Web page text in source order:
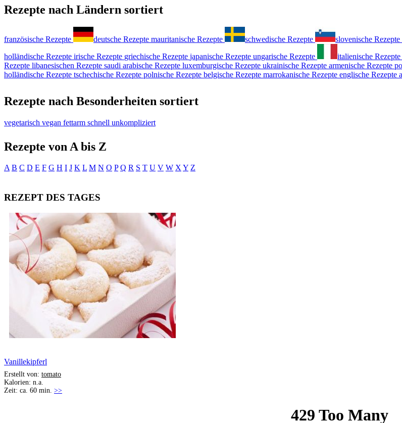
Rezepte nach Ländern sortiert
französische Rezepte deutsche Rezepte mauritanische Rezepte schwedische Rezepte slovenische Rezepte
holländische Rezepte irische Rezepte griechische Rezepte japanische Rezepte ungarische Rezepte italienische Rezepte
Rezepte libanesischen Rezepte saudi arabische Rezepte luxemburgische Rezepte ukrainische Rezepte armenische Rezepte
holländische Rezepte tschechische Rezepte polnische Rezepte belgische Rezepte marrokanische Rezepte englische Rezepte
Rezepte nach Besonderheiten sortiert
vegetarisch vegan fettarm schnell unkompliziert
Rezepte von A bis Z
A B C D E F G H I J K L M N O P Q R S T U V W XY Z
REZEPT DES TAGES
Vanillekipferl
Erstellt von: tomato
Kalorien: n.a.
Zeit: ca. 60 min. >>